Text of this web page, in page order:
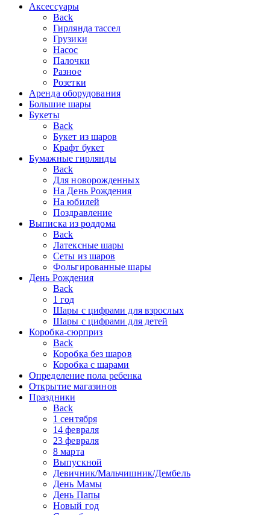
Аксессуары
Back
Гирлянда тассел
Грузики
Насос
Палочки
Разное
Розетки
Аренда оборудования
Большие шары
Букеты
Back
Букет из шаров
Крафт букет
Бумажные гирлянды
Back
Для новорожденных
На День Рождения
На юбилей
Поздравление
Выписка из роддома
Back
Латексные шары
Сеты из шаров
Фольгированные шары
День Рождения
Back
1 год
Шары с цифрами для взрослых
Шары с цифрами для детей
Коробка-сюрприз
Back
Коробка без шаров
Коробка с шарами
Определение пола ребенка
Открытие магазинов
Праздники
Back
1 сентября
14 февраля
23 февраля
8 марта
Выпускной
Девичник/Мальчишник/Дембель
День Мамы
День Папы
Новый год